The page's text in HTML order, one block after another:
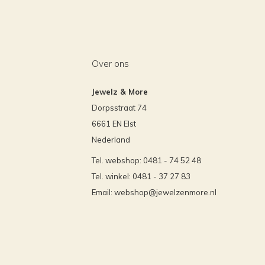
Over ons
Jewelz & More
Dorpsstraat 74
6661 EN Elst
Nederland
Tel. webshop: 0481 - 74 52 48
Tel. winkel: 0481 - 37 27 83
Email: webshop@jewelzenmore.nl